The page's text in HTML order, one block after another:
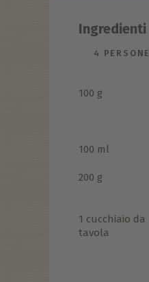
Ingredienti
4 PERSONE
100 g
100 ml
200 g
1 cucchiaio da
tavola